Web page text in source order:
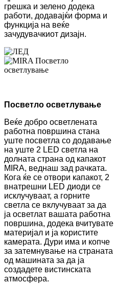
грешка и зелено додека
работи, додавајќи форма и
функција на веќе
зачудувачкиот дизајн.
Посветло осветлување
Веќе добро осветлената
работна површина стана
уште посветла со додавање
на уште 2 LED светла на
долната страна од капакот
MIRA, веднаш зад рачката.
Кога ќе се отвори капакот, 2
внатрешни LED диоди се
исклучуваат, а горните
светла се вклучуваат за да
ја осветлат вашата работна
површина, додека вчитувате
материјал и ја користите
камерата. Дури има и копче
за затемнување на страната
од машината за да ја
создадете вистинската
атмосфера.